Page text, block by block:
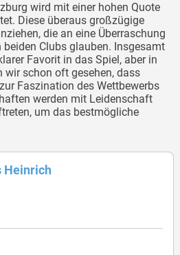
wird mit einer hohen Quote
Diese überaus großzügige
die an eine Überraschung
Clubs glauben. Insgesamt
Favorit in das Spiel, aber in
wir schon oft gesehen, dass
Faszination des Wettbewerbs
werden mit Leidenschaft
um das bestmögliche
Heinrich